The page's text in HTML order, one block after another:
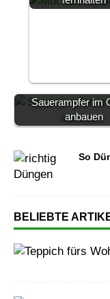
Sauerampfer im
anbauen
So
BELIEBTE